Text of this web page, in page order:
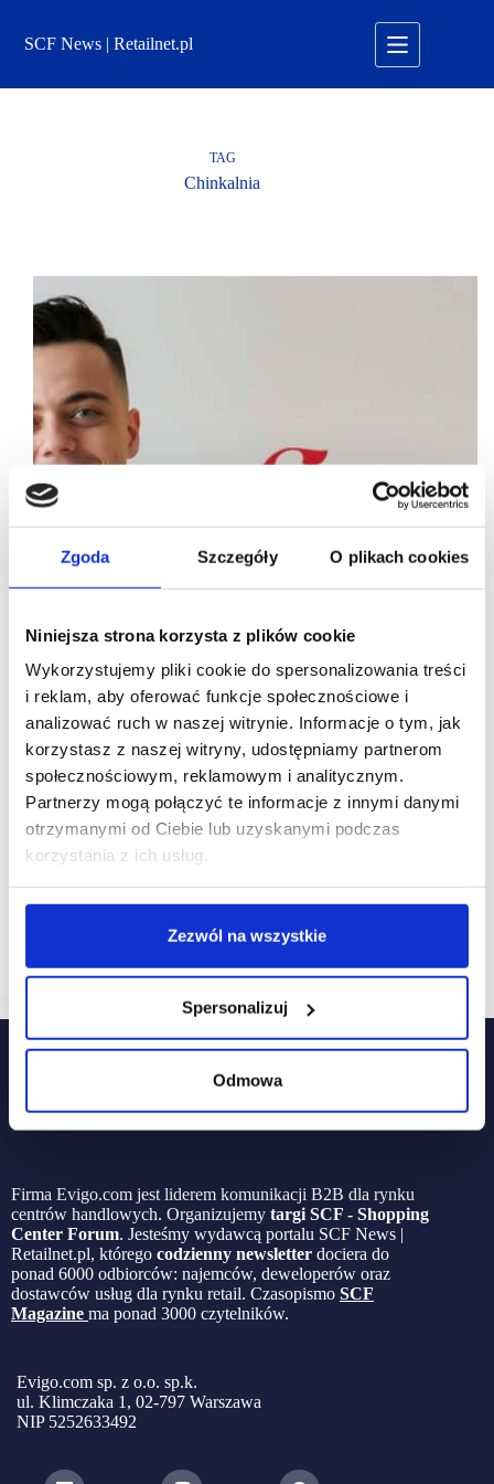
Zgoda Szczegóły O plikach cookies
Niniejsza strona korzysta z plików cookie
Wykorzystujemy pliki cookie do spersonalizowania treści
i reklam, aby oferować funkcje społecznościowe i
analizować ruch w naszej witrynie. Informacje o tym, jak
korzystasz z naszej witryny, udostępniamy partnerom
społecznościowym, reklamowym i analitycznym.
Partnerzy mogą połączyć te informacje z innymi danymi
otrzymanymi od Ciebie lub uzyskanymi podczas
korzystania z ich usług.
Zezwól na wszystkie
Spersonalizuj
Odmowa
treściSCF News | Retailnet.pl
TAG
Chinkalnia
16/03/2021 Chinkalnia
[WYWIAD] Piotr Greczanowski, Chinkalnia:
na zmiany w wysokości czynszów raczej
nie ma co liczyć
Na zmiany w wysokości czynszów raczej
w normalnych czasach nie mieliśmy powodów
jak trwa to już ponad rok, zauważalnych zmian
Firma Evigo.com jest liderem komunikacji B2B dla rynku
centrów handlowych. Organizujemy targi SCF - Shopping
Center Forum. Jesteśmy wydawcą portalu SCF News |
Retailnet.pl, którego codzienny newsletter dociera do
ponad 6000 odbiorców: najemców, deweloperów oraz
dostawców usług dla rynku retail. Czasopismo SCF
Magazine ma ponad 3000 czytelników.
Evigo.com sp. z o.o. sp.k.
ul. Klimczaka 1, 02-797 Warszawa
NIP 5252633492